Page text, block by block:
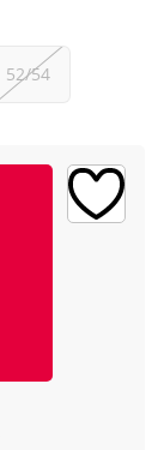
52/54